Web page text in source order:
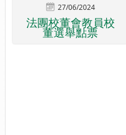
27/06/2024
法團校董會教員校
董選舉點票